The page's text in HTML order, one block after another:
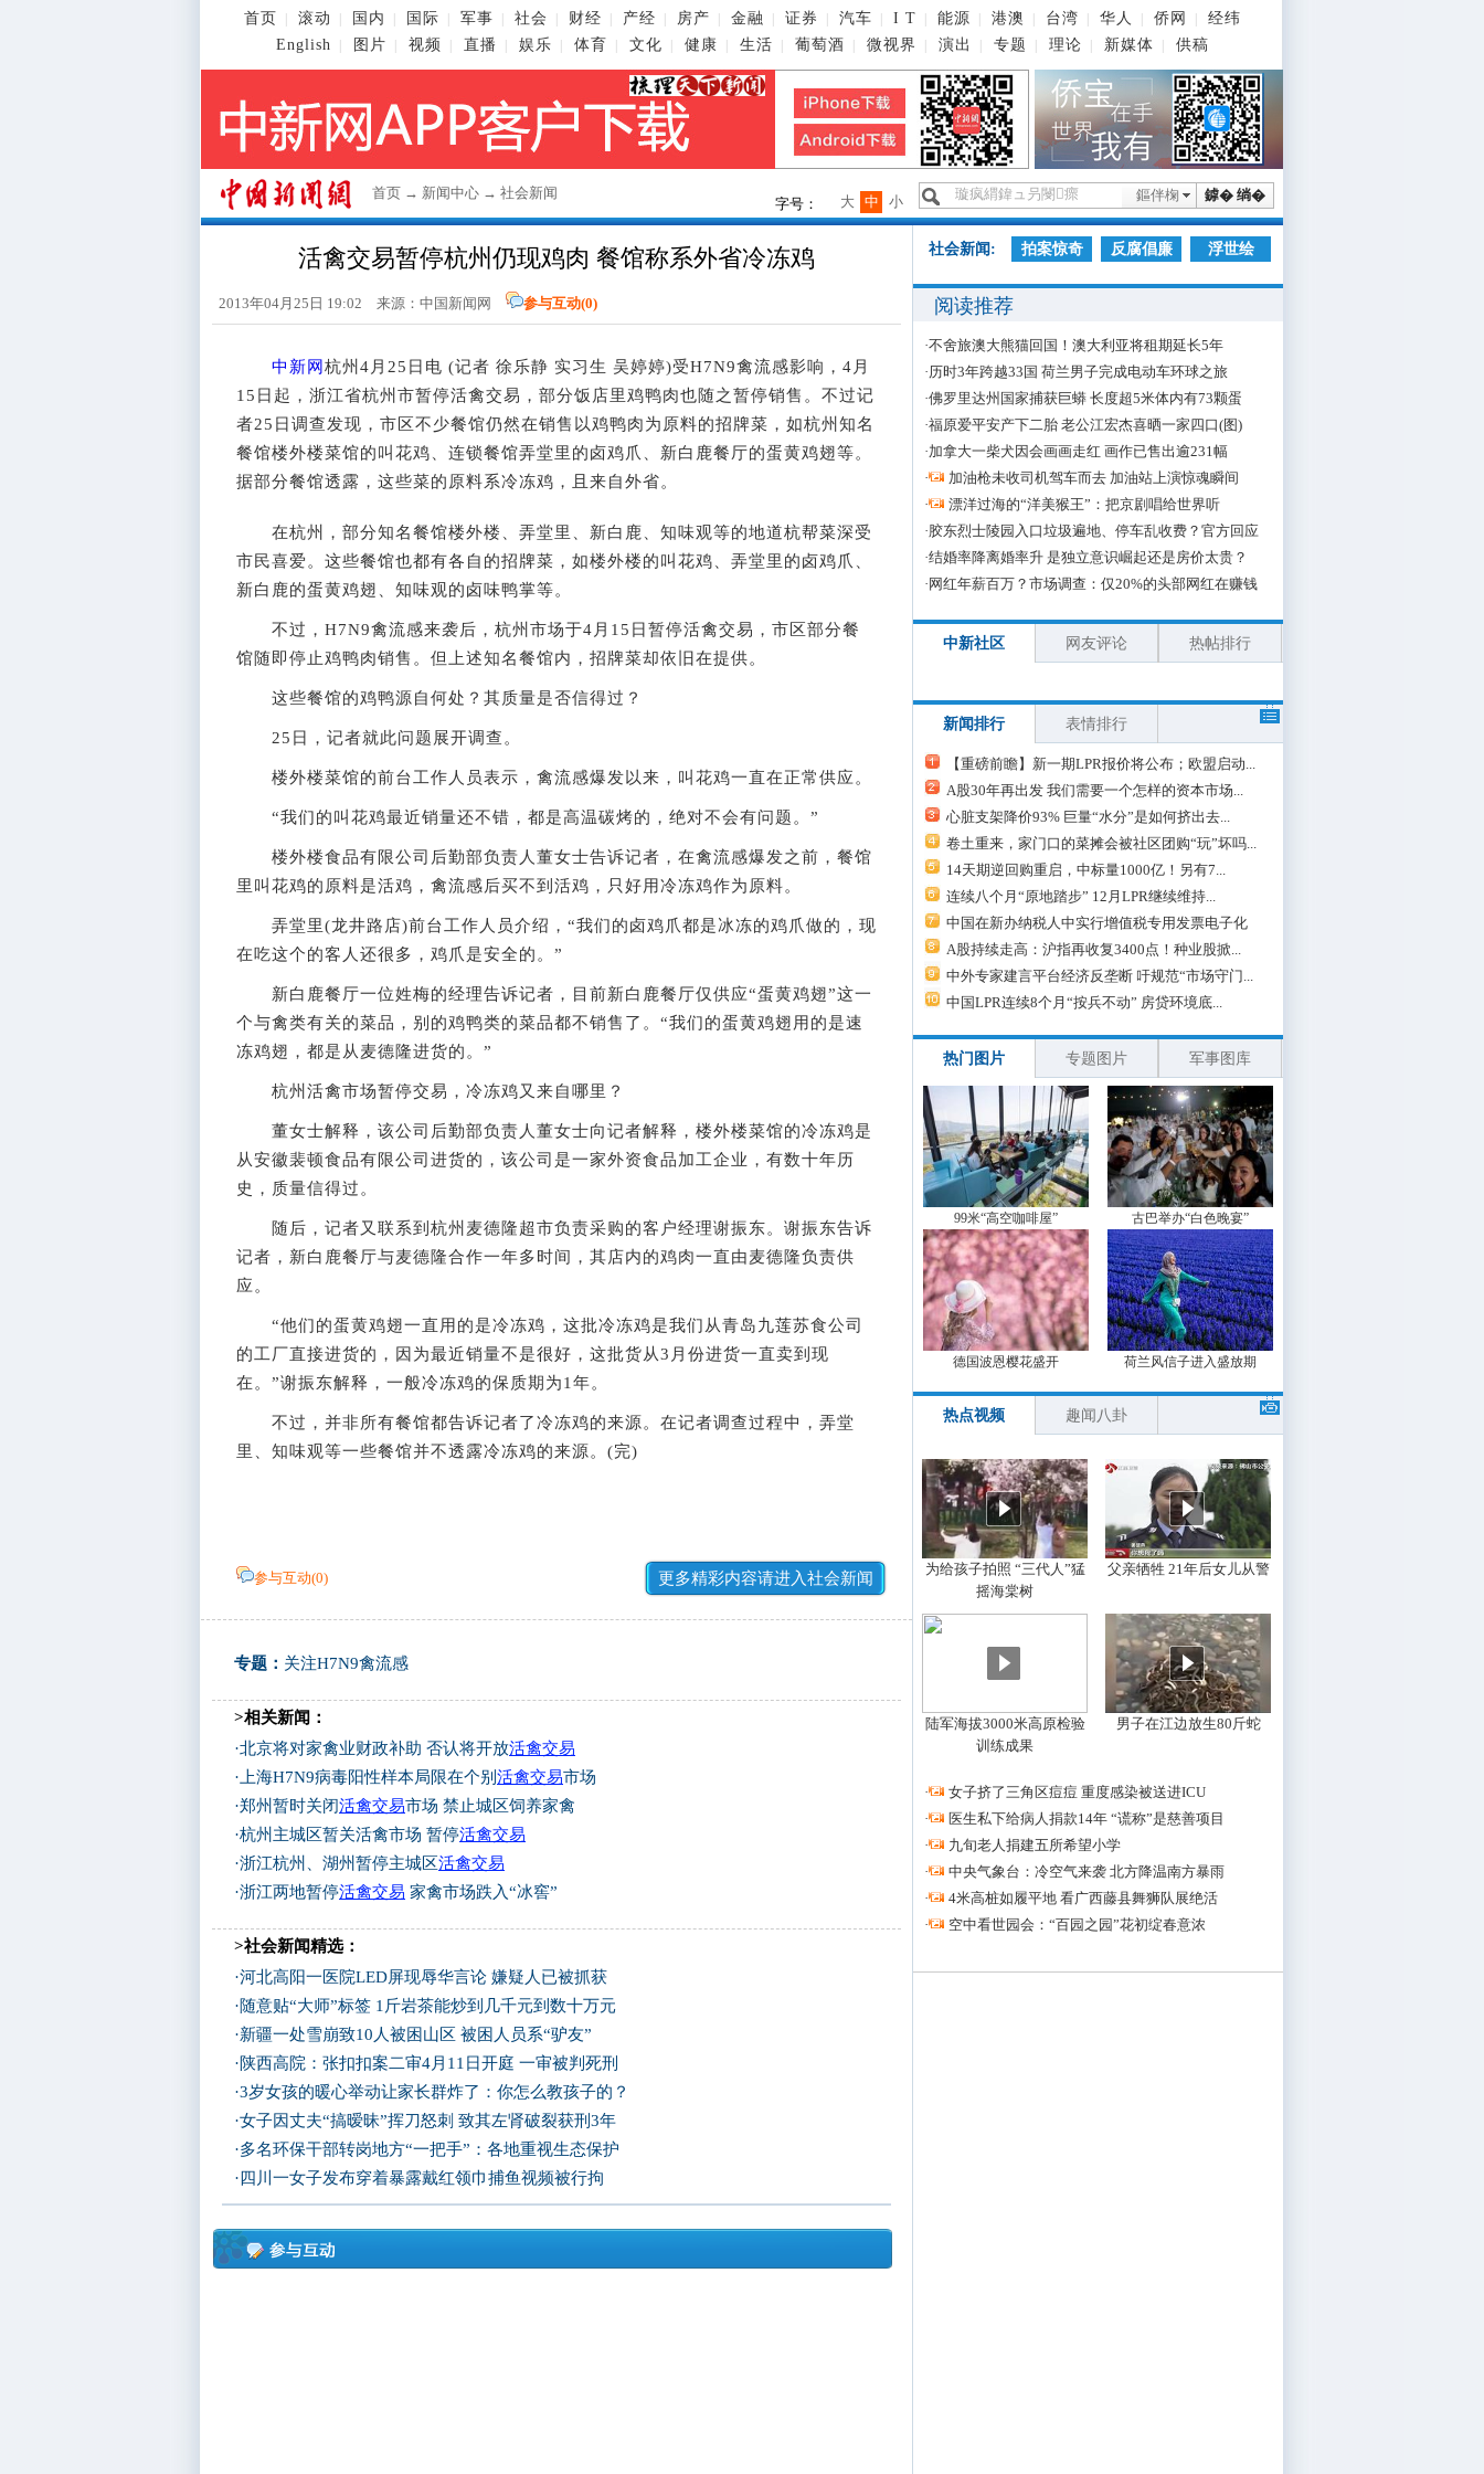
首页 滚动 国内 国际 军事 社会 财经 产经 房产 金融 证券 汽车 I T 能源 港澳 台湾 华人 侨网
经纬
English
图片 视频 直播 娱乐 体育 文化 健康 生活 葡萄酒 微视界 演出 专题 理论 新媒体 供稿
首页 → 新闻中心 → 社会新闻 鎼� 绱�
鏂伴椈
字号： 小
中
大
活禽交易暂停杭州仍现鸡肉 餐馆称系外省冷冻鸡
2013年04月25日 19:02 来源： 中国新闻网 参与互动(0)
中新网 杭州4月25日电 (记者 徐乐静 实习生 吴婷婷)受H7N9禽流感影响，4月
15日起，浙江省杭州市暂停活禽交易，部分饭店里鸡鸭肉也随之暂停销售。不过记
者25日调查发现，市区不少餐馆仍然在销售以鸡鸭肉为原料的招牌菜，如杭州知名
餐馆楼外楼菜馆的叫花鸡、连锁餐馆弄堂里的卤鸡爪、新白鹿餐厅的蛋黄鸡翅等。
据部分餐馆透露，这些菜的原料系冷冻鸡，且来自外省。
在杭州，部分知名餐馆楼外楼、弄堂里、新白鹿、知味观等的地道杭帮菜深受
市民喜爱。这些餐馆也都有各自的招牌菜，如楼外楼的叫花鸡、弄堂里的卤鸡爪、
新白鹿的蛋黄鸡翅、知味观的卤味鸭掌等。
不过，H7N9禽流感来袭后，杭州市场于4月15日暂停活禽交易，市区部分餐
馆随即停止鸡鸭肉销售。但上述知名餐馆内，招牌菜却依旧在提供。
这些餐馆的鸡鸭源自何处？其质量是否信得过？
25日，记者就此问题展开调查。
楼外楼菜馆的前台工作人员表示，禽流感爆发以来，叫花鸡一直在正常供应。
“我们的叫花鸡最近销量还不错，都是高温碳烤的，绝对不会有问题。”
楼外楼食品有限公司后勤部负责人董女士告诉记者，在禽流感爆发之前，餐馆
里叫花鸡的原料是活鸡，禽流感后买不到活鸡，只好用冷冻鸡作为原料。
弄堂里(龙井路店)前台工作人员介绍，“我们的卤鸡爪都是冰冻的鸡爪做的，现
在吃这个的客人还很多，鸡爪是安全的。”
新白鹿餐厅一位姓梅的经理告诉记者，目前新白鹿餐厅仅供应“蛋黄鸡翅”这一
个与禽类有关的菜品，别的鸡鸭类的菜品都不销售了。“我们的蛋黄鸡翅用的是速
冻鸡翅，都是从麦德隆进货的。”
杭州活禽市场暂停交易，冷冻鸡又来自哪里？
董女士解释，该公司后勤部负责人董女士向记者解释，楼外楼菜馆的冷冻鸡是
从安徽裴顿食品有限公司进货的，该公司是一家外资食品加工企业，有数十年历
史，质量信得过。
随后，记者又联系到杭州麦德隆超市负责采购的客户经理谢振东。谢振东告诉
记者，新白鹿餐厅与麦德隆合作一年多时间，其店内的鸡肉一直由麦德隆负责供
应。
“他们的蛋黄鸡翅一直用的是冷冻鸡，这批冷冻鸡是我们从青岛九莲苏食公司
的工厂直接进货的，因为最近销量不是很好，这批货从3月份进货一直卖到现
在。”谢振东解释，一般冷冻鸡的保质期为1年。
不过，并非所有餐馆都告诉记者了冷冻鸡的来源。在记者调查过程中，弄堂
里、知味观等一些餐馆并不透露冷冻鸡的来源。(完)
参与互动(0) 更多精彩内容请进入社会新闻
专题： 关注H7N9禽流感
>相关新闻：
·北京将对家禽业财政补助 否认将开放活禽交易
·上海H7N9病毒阳性样本局限在个别 活禽交易市场
·郑州暂时关闭活禽交易市场 禁止城区饲养家禽
·杭州主城区暂关活禽市场 暂停活禽交易
·浙江杭州、湖州暂停主城区活禽交易
·浙江两地暂停活禽交易 家禽市场跌入“冰窖”
>社会新闻精选：
·河北高阳一医院LED屏现辱华言论 嫌疑人已被抓获
·随意贴“大师”标签 1斤岩茶能炒到几千元到数十万元
·新疆一处雪崩致10人被困山区 被困人员系“驴友”
·陕西高院：张扣扣案二审4月11日开庭 一审被判死刑
·3岁女孩的暖心举动让家长群炸了：你怎么教孩子的？
·女子因丈夫“搞暧昧”挥刀怒刺 致其左肾破裂获刑3年
·多名环保干部转岗地方“一把手”：各地重视生态保护
· 四川一女子发布穿着暴露戴红领巾捕鱼视频被行拘
社会新闻: 拍案惊奇 反腐倡廉 浮世绘
阅读推荐
·不舍旅澳大熊猫回国！澳大利亚将租期延长5年
·历时3年跨越33国 荷兰男子完成电动车环球之旅
·佛罗里达州国家捕获巨蟒 长度超5米体内有73颗蛋
·福原爱平安产下二胎 老公江宏杰喜晒一家四口(图)
·加拿大一柴犬因会画画走红 画作已售出逾231幅
·
加油枪未收司机驾车而去 加油站上演惊魂瞬间
·
漂洋过海的“洋美猴王”：把京剧唱给世界听
·胶东烈士陵园入口垃圾遍地、停车乱收费？官方回应
·结婚率降离婚率升 是独立意识崛起还是房价太贵？
· 网红年薪百万？市场调查：仅20%的头部网红在赚钱
中新社区 网友评论 热帖排行
新闻排行 表情排行
【重磅前瞻】新一期LPR报价将公布；欧盟启动...
A股30年再出发 我们需要一个怎样的资本市场...
心脏支架降价93% 巨量“水分”是如何挤出去...
卷土重来，家门口的菜摊会被社区团购“玩”坏吗...
14天期逆回购重启，中标量1000亿！另有7...
连续八个月“原地踏步” 12月LPR继续维持...
中国在新办纳税人中实行增值税专用发票电子化
A股持续走高：沪指再收复3400点！种业股掀...
中外专家建言平台经济反垄断 吁规范“市场守门...
中国LPR连续8个月“按兵不动” 房贷环境底...
热门图片 专题图片 军事图库
99米“高空咖啡屋” 古巴举办“白色晚宴”
德国波恩樱花盛开 荷兰风信子进入盛放期
热点视频 趣闻八卦
为给孩子拍照 “三代人”猛
摇海棠树
父亲牺牲 21年后女儿从警
陆军海拔3000米高原检验
训练成果
男子在江边放生80斤蛇
·
女子挤了三角区痘痘 重度感染被送进ICU
·
医生私下给病人捐款14年 “谎称”是慈善项目
·
九旬老人捐建五所希望小学
·
中央气象台：冷空气来袭 北方降温南方暴雨
·
4米高桩如履平地 看广西藤县舞狮队展绝活
·
空中看世园会：“百园之园”花初绽春意浓